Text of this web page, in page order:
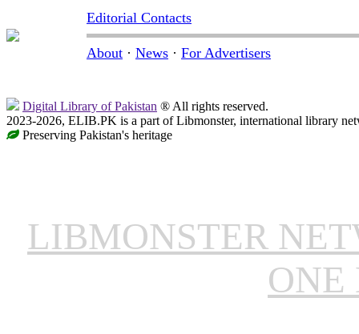
Editorial Contacts
About · News · For Advertisers
Digital Library of Pakistan ® All rights reserved.
2023-2026, ELIB.PK is a part of Libmonster, international library
Preserving Pakistan's heritage
LIBMONSTER
ONE